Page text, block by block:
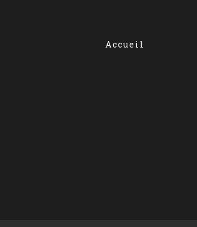
Accueil